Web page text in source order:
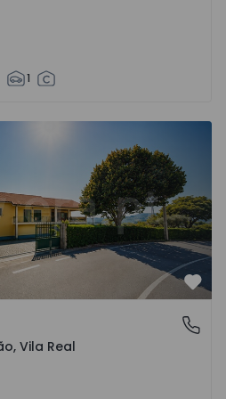
1
Vilarinho de São Romão -
Vila Real
Vila Real